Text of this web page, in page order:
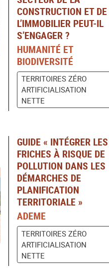
CONSTRUCTION ET DE
L’IMMOBILIER PEUT-IL
S’ENGAGER ?
HUMANITÉ ET
BIODIVERSITÉ
TERRITOIRES ZÉRO
ARTIFICIALISATION
NETTE
GUIDE « INTÉGRER LES
FRICHES À RISQUE DE
POLLUTION DANS LES
DÉMARCHES DE
PLANIFICATION
TERRITORIALE »
ADEME
TERRITOIRES ZÉRO
ARTIFICIALISATION
NETTE